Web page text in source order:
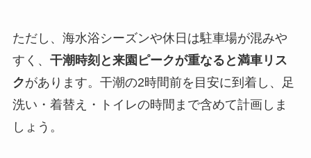
ただし、海水浴シーズンや休日は駐車場が混みや
すく、 干潮時刻と来園ピークが重なると満車リス
クがあります。干潮の2時間前を目安に到着し、足
洗い・着替え・トイレの時間まで含めて計画しま
しょう。